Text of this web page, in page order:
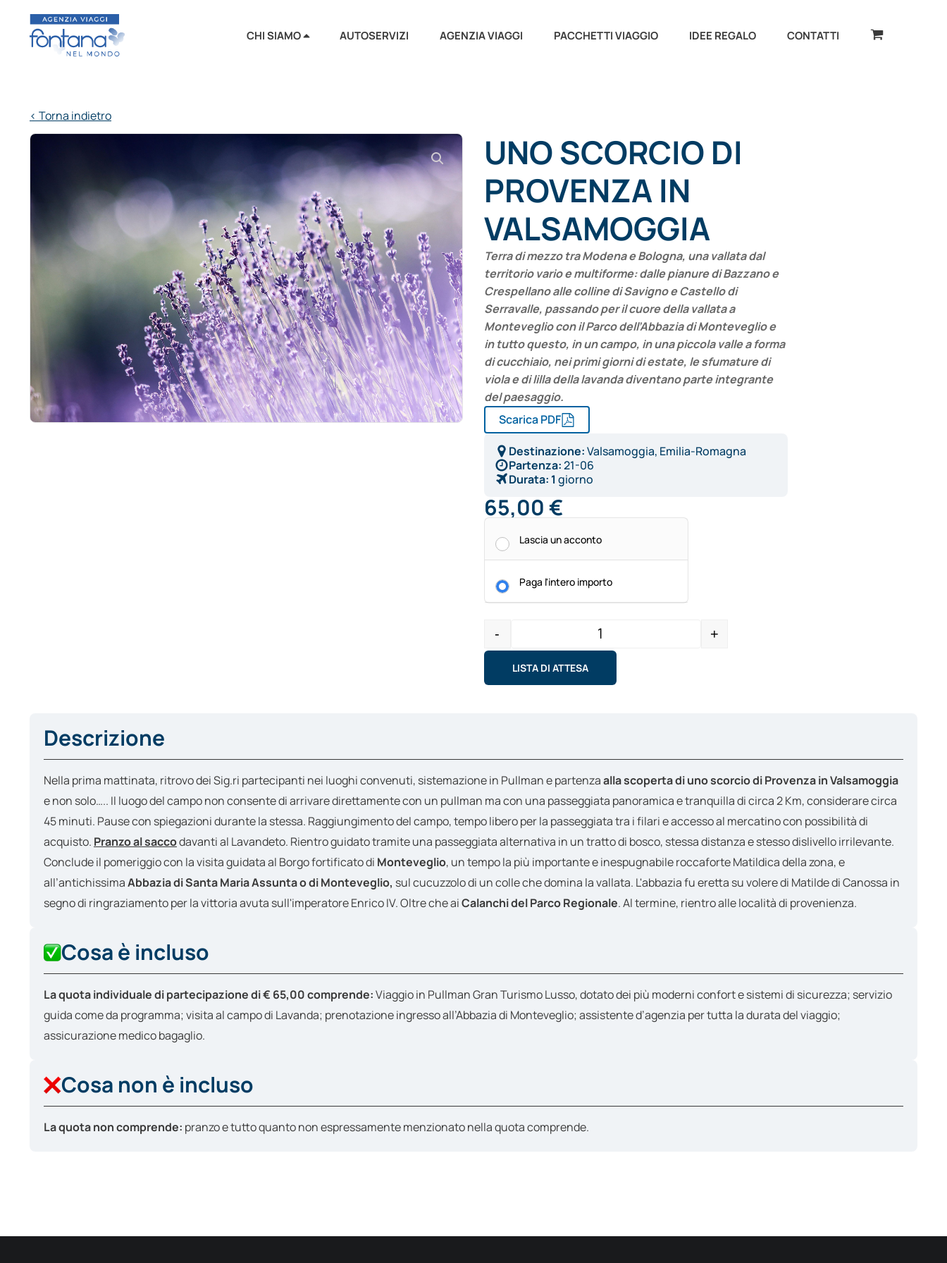
CHI SIAMO AUTOSERVIZI AGENZIA VIAGGI PACCHETTI VIAGGIO IDEE REGALO CONTATTI
< Torna indietro
UNO SCORCIO DI
PROVENZA IN
VALSAMOGGIA
Terra di mezzo tra Modena e Bologna, una vallata dal
territorio vario e multiforme: dalle pianure di Bazzano e
Crespellano alle colline di Savigno e Castello di
Serravalle, passando per il cuore della vallata a
Monteveglio con il Parco dell’Abbazia di Monteveglio e
in tutto questo, in un campo, in una piccola valle a forma
di cucchiaio, nei primi giorni di estate, le sfumature di
viola e di lilla della lavanda diventano parte integrante
del paesaggio.
Scarica PDF
Destinazione:Valsamoggia, Emilia-Romagna
Partenza:21-06
Durata: 1 giorno
65,00€
Lascia un acconto
Paga l'intero importo
Quantity
- +
LISTA DI ATTESA
Descrizione
Nella prima mattinata, ritrovo dei Sig.ri partecipanti nei luoghi convenuti, sistemazione in Pullman e partenzaalla scoperta di uno scorcio di Provenza in Valsamoggia
e non solo….. Il luogo del campo non consente di arrivare direttamente con un pullman ma con una passeggiata panoramica e tranquilla di circa 2 Km, considerare circa
45 minuti. Pause con spiegazioni durante la stessa. Raggiungimento del campo, tempo libero per la passeggiata tra i filari e accesso al mercatino con possibilità di
acquisto. Pranzo al saccodavanti al Lavandeto. Rientro guidato tramite una passeggiata alternativa in un tratto di bosco, stessa distanza e stesso dislivello irrilevante.
Conclude il pomeriggio con la visita guidata al Borgo fortificato di Monteveglio, un tempo la più importante e inespugnabile roccaforte Matildica della zona, e
all’antichissimaAbbazia di Santa Maria Assunta o di Monteveglio, sul cucuzzolo di un colle che domina la vallata. L'abbazia fu eretta su volere di Matilde di Canossa in
segno di ringraziamento per la vittoria avuta sull'imperatore Enrico IV. Oltre che aiCalanchidel Parco Regionale. Al termine, rientro alle località di provenienza.
Cosa è incluso
La quota individuale di partecipazione di € 65,00 comprende:Viaggio in Pullman Gran Turismo Lusso, dotato dei più moderni confort e sistemi di sicurezza; servizio
guida come da programma; visita al campo di Lavanda; prenotazione ingresso all’Abbazia di Monteveglio; assistente d’agenzia per tutta la durata del viaggio;
assicurazione medico bagaglio.
Cosa non è incluso
La quota non comprende: pranzo e tutto quanto non espressamente menzionato nella quota comprende.